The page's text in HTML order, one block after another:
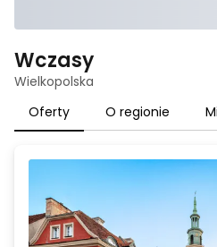
Wczasy
Wielkopolska
Oferty
O regionie